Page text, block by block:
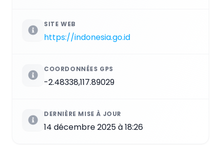
SITE WEB
https://indonesia.go.id
COORDONNÉES GPS
-2.48338,117.89029
DERNIÈRE MISE À JOUR
14 décembre 2025 à 18:26